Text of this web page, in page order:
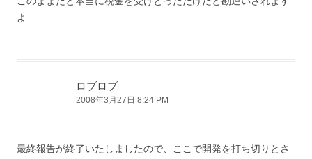
よ
ロブロブ
2008年3月27日 8:24 PM
最終報告が終了いたしましたので、ここで開発を打ち切りとさ